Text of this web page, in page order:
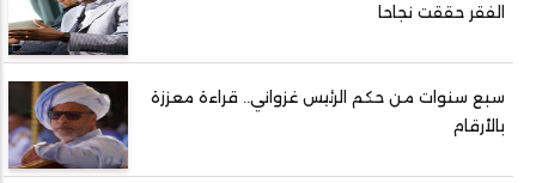
الفقر حققت نجاحا
سبع سنوات من حكم الرئيس غزواني.. قراءة معززة
بالأرقام